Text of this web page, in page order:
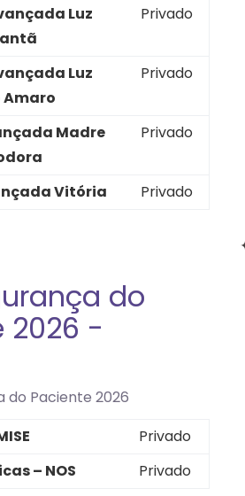
Luz
Privado
Luz
Amaro
Privado
Madre
Privado
Vitória Privado
do
2026 -
Privado
– NOS
Privado